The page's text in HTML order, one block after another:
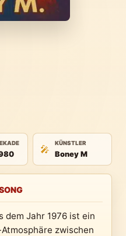
🎤
KÜNSTLER
Boney M
dem Jahr 1976 ist ein
zwischen